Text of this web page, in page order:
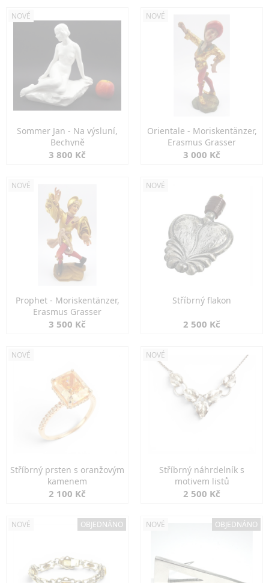
NOVÉ
Sommer Jan - Na výsluní,
Bechyně
3 800 Kč
NOVÉ
Orientale - Moriskentänzer,
Erasmus Grasser
3 000 Kč
NOVÉ
Prophet - Moriskentänzer,
Erasmus Grasser
3 500 Kč
NOVÉ
Stříbrný flakon
2 500 Kč
NOVÉ
Stříbrný prsten s oranžovým
kamenem
2 100 Kč
NOVÉ
Stříbrný náhrdelník s
motivem listů
2 500 Kč
NOVÉ OBJEDNÁNO NOVÉ OBJEDNÁNO